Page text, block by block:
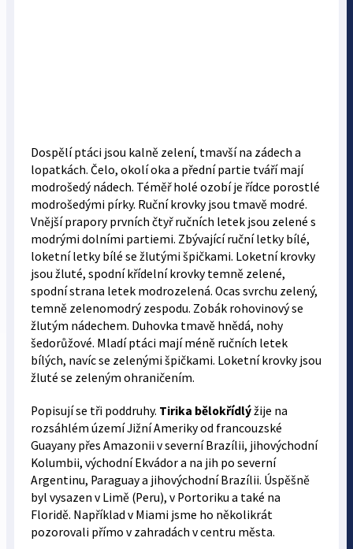
Dospělí ptáci jsou kalně zelení, tmavší na zádech a
lopatkách. Čelo, okolí oka a přední partie tváří mají
modrošedý nádech. Téměř holé ozobí je řídce porostlé
modrošedými pírky. Ruční krovky jsou tmavě modré.
Vnější prapory prvních čtyř ručních letek jsou zelené s
modrými dolními partiemi. Zbývající ruční letky bílé,
loketní letky bílé se žlutými špičkami. Loketní krovky
jsou žluté, spodní křídelní krovky temně zelené,
spodní strana letek modrozelená. Ocas svrchu zelený,
temně zelenomodrý zespodu. Zobák rohovinový se
žlutým nádechem. Duhovka tmavě hnědá, nohy
šedorůžové. Mladí ptáci mají méně ručních letek
bílých, navíc se zelenými špičkami. Loketní krovky jsou
žluté se zeleným ohraničením.
Popisují se tři poddruhy. Tirika bělokřídlýžije na
rozsáhlém území Jižní Ameriky od francouzské
Guayany přes Amazonii v severní Brazílii, jihovýchodní
Kolumbii, východní Ekvádor a na jih po severní
Argentinu, Paraguay a jihovýchodní Brazílii. Úspěšně
byl vysazen v Limě (Peru), v Portoriku a také na
Floridě. Například v Miami jsme ho několikrát
pozorovali přímo v zahradách v centru města.